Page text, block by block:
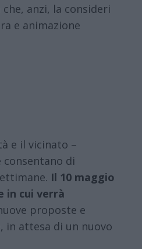
che, anzi, la consideri
e animazione
e il vicinato –
di
Il 10 maggio
in cui verrà
proposte e
in attesa di un nuovo